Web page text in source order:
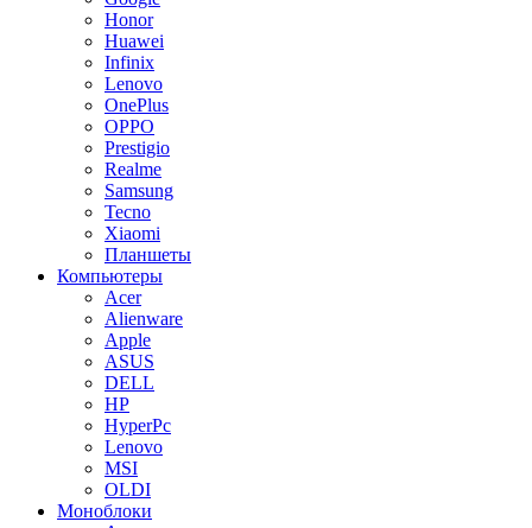
Honor
Huawei
Infinix
Lenovo
OnePlus
OPPO
Prestigio
Realme
Samsung
Tecno
Xiaomi
Планшеты
Компьютеры
Acer
Alienware
Apple
ASUS
DELL
HP
HyperPc
Lenovo
MSI
OLDI
Моноблоки